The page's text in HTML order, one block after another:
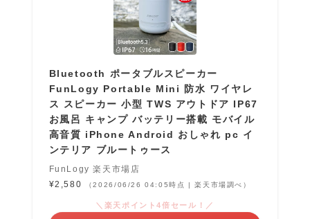
Bluetooth ポータブルスピーカー
FunLogy Portable Mini 防水 ワイヤレ
ス スピーカー 小型 TWS アウトドア IP67
お風呂 キャンプ バッテリー搭載 モバイル
高音質 iPhone Android おしゃれ pc イ
ンテリア ブルートゥース
FunLogy 楽天市場店
¥2,580
（2026/06/26 04:05時点 | 楽天市場調べ）
＼楽天ポイント4倍セール！／